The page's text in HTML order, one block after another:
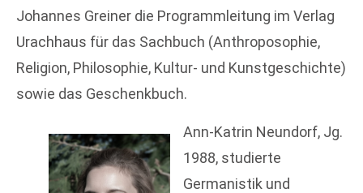
Johannes Greiner die Programmleitung im Verlag
Urachhaus für das Sachbuch (Anthroposophie,
Religion, Philosophie, Kultur- und Kunstgeschichte)
sowie das Geschenkbuch.
Ann-Katrin Neundorf, Jg.
1988, studierte
Germanistik und